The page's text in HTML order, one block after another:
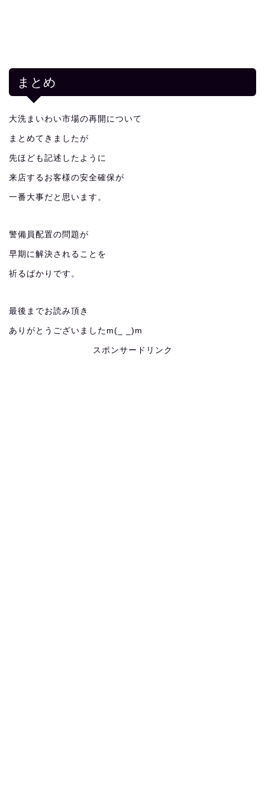
まとめ
大洗まいわい市場の再開について
まとめてきましたが
先ほども記述したように
来店するお客様の安全確保が
一番大事だと思います。
警備員配置の問題が
早期に解決されることを
祈るばかりです。
最後までお読み頂き
ありがとうございましたm(_ _)m
スポンサードリンク